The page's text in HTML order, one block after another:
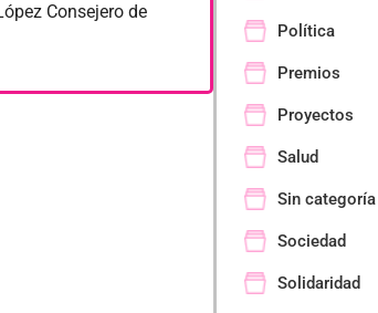
Consejero de
Política
Premios
Proyectos
Salud
Sin categoría
Sociedad
Solidaridad